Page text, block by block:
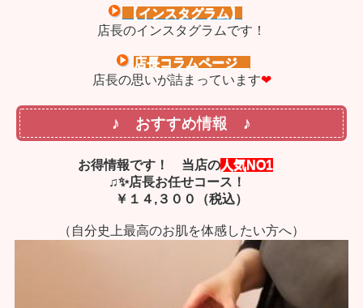
【インスタグラム】
店長のインスタグラムです！
店長コラムページ
店長の思いが詰まっています❤
♪ おすすめ情報 ♪
お得情報です！ 当店の人気NO1
♫✨店長お任せコース！
￥１４,３００（税込）
（自分史上最高のお肌を体感したい方へ）